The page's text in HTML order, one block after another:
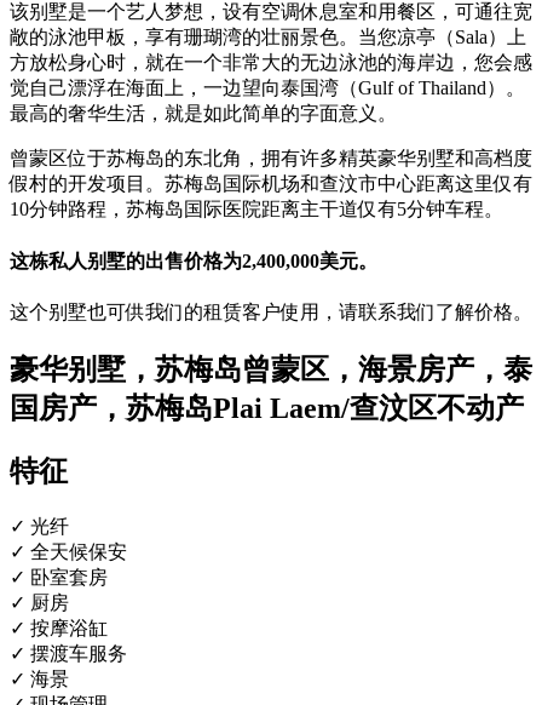
该别墅是一个艺人梦想，设有空调休息室和用餐区，可通往宽
敞的泳池甲板，享有珊瑚湾的壮丽景色。当您凉亭（Sala）上
方放松身心时，就在一个非常大的无边泳池的海岸边，您会感
觉自己漂浮在海面上，一边望向泰国湾（Gulf of Thailand）。
最高的奢华生活，就是如此简单的字面意义。
曾蒙区位于苏梅岛的东北角，拥有许多精英豪华别墅和高档度
假村的开发项目。苏梅岛国际机场和查汶市中心距离这里仅有
10分钟路程，苏梅岛国际医院距离主干道仅有5分钟车程。
这栋私人别墅的出售价格为2,400,000美元。
这个别墅也可供我们的租赁客户使用，请联系我们了解价格。
豪华别墅，苏梅岛曾蒙区，海景房产，泰
国房产，苏梅岛Plai Laem/查汶区不动产
特征
✓ 光纤
✓ 全天候保安
✓ 卧室套房
✓ 厨房
✓ 按摩浴缸
✓ 摆渡车服务
✓ 海景